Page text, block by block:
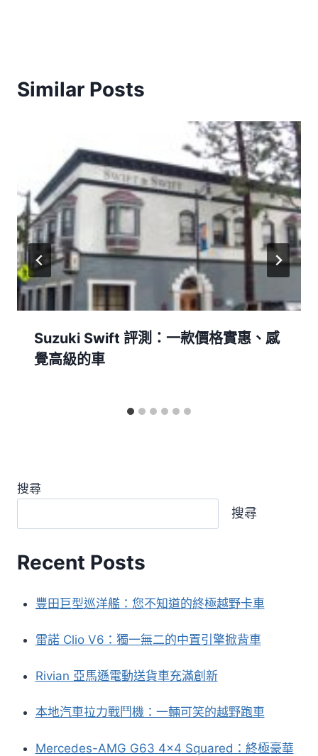
Similar Posts
Suzuki Swift 評測：一款價格實惠、感
覺高級的車
搜尋
搜尋
Recent Posts
豐田巨型巡洋艦：您不知道的終極越野卡車
雷諾 Clio V6：獨一無二的中置引擎掀背車
Rivian 亞馬遜電動送貨車充滿創新
本地汽車拉力戰鬥機：一輛可笑的越野跑車
Mercedes-AMG G63 4×4 Squared：終極豪華